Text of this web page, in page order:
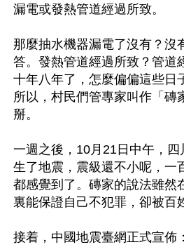
漏電或發熱管道經過所致。
那麼抽水機器漏電了沒有？沒
答。發熱管道經過所致？管道
十年八年了，怎麼偏偏這些日
所以，村民們管專家叫作「磚
掰。
一週之後，10月21日中午，
生了地震，震級還不小呢，一
都感覺到了。磚家的說法雖然
裏能保證自己不犯罪，卻被百
接着，中國地震臺網正式宣佈